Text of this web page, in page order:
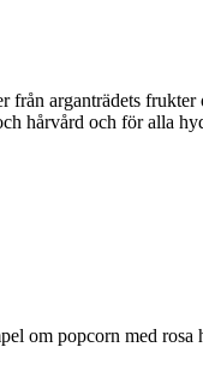
arganträdets
hårvård och för alla
om popcorn med